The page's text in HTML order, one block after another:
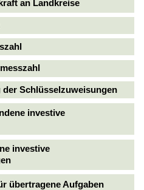
an Landkreise
Schlüsselzuweisungen
investive
investive
übertragene Aufgaben